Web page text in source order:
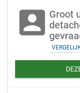
account_box Groot